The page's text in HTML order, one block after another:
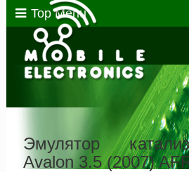
Top Menu
Эмулятор
Avalon 3.5 (2007)